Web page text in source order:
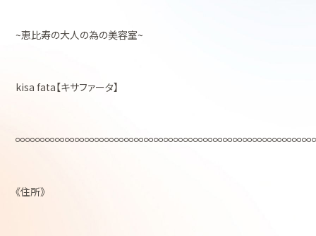
~恵比寿の大人の為の美容室~
kisa fata【キサファータ】
《住所》